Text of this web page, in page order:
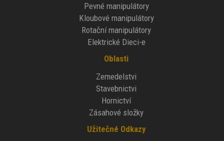
Pevné manipulátory
Kloubové manipulátory
Rotační manipulátory
Elektrické Dieci-e
Oblasti
Zemedelstvi
Stavebnictvi
Hornictví
Zásahové složky
Užitečné Odkazy